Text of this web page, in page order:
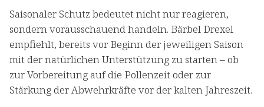
Saisonaler Schutz bedeutet nicht nur reagieren,
sondern vorausschauend handeln. Bärbel Drexel
empfiehlt, bereits vor Beginn der jeweiligen Saison
mit der natürlichen Unterstützung zu starten – ob
zur Vorbereitung auf die Pollenzeit oder zur
Stärkung der Abwehrkräfte vor der kalten Jahreszeit.